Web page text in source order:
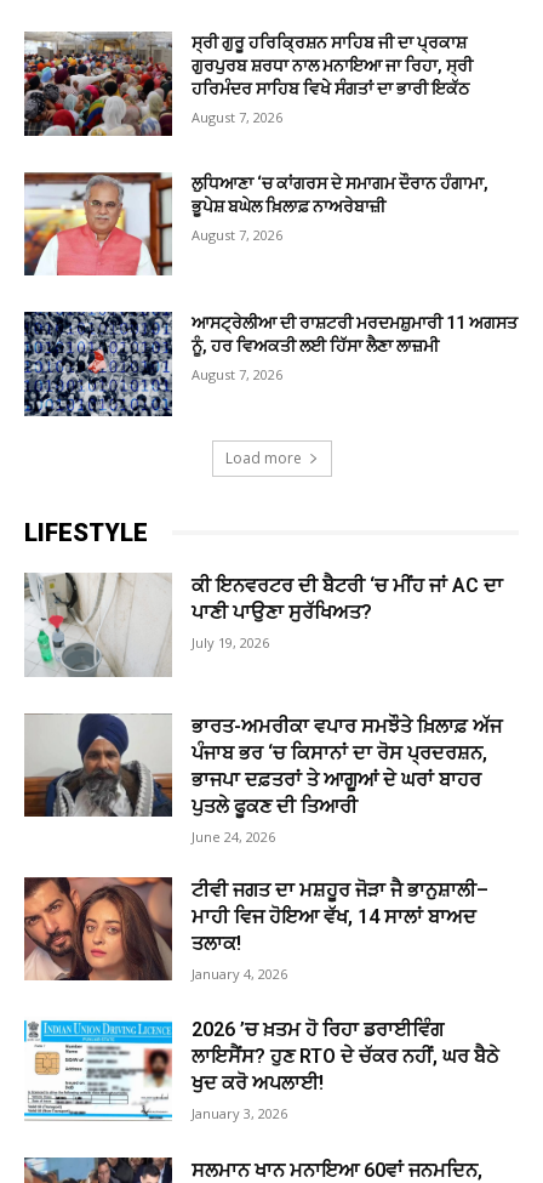
ਸ੍ਰੀ ਗੁਰੂ ਹਰਿਕ੍ਰਿਸ਼ਨ ਸਾਹਿਬ ਜੀ ਦਾ ਪ੍ਰਕਾਸ਼
ਗੁਰਪੁਰਬ ਸ਼ਰਧਾ ਨਾਲ ਮਨਾਇਆ ਜਾ ਰਿਹਾ, ਸ੍ਰੀ
ਹਰਿਮੰਦਰ ਸਾਹਿਬ ਵਿਖੇ ਸੰਗਤਾਂ ਦਾ ਭਾਰੀ ਇਕੱਠ
August 7, 2026
ਲੁਧਿਆਣਾ ‘ਚ ਕਾਂਗਰਸ ਦੇ ਸਮਾਗਮ ਦੌਰਾਨ ਹੰਗਾਮਾ,
ਭੂਪੇਸ਼ ਬਘੇਲ ਖ਼ਿਲਾਫ਼ ਨਾਅਰੇਬਾਜ਼ੀ
August 7, 2026
ਆਸਟ੍ਰੇਲੀਆ ਦੀ ਰਾਸ਼ਟਰੀ ਮਰਦਮਸ਼ੁਮਾਰੀ 11 ਅਗਸਤ
ਨੂੰ, ਹਰ ਵਿਅਕਤੀ ਲਈ ਹਿੱਸਾ ਲੈਣਾ ਲਾਜ਼ਮੀ
August 7, 2026
Load more
LIFESTYLE
ਕੀ ਇਨਵਰਟਰ ਦੀ ਬੈਟਰੀ ‘ਚ ਮੀਂਹ ਜਾਂ AC ਦਾ
ਪਾਣੀ ਪਾਉਣਾ ਸੁਰੱਖਿਅਤ?
July 19, 2026
ਭਾਰਤ-ਅਮਰੀਕਾ ਵਪਾਰ ਸਮਝੌਤੇ ਖ਼ਿਲਾਫ਼ ਅੱਜ
ਪੰਜਾਬ ਭਰ ‘ਚ ਕਿਸਾਨਾਂ ਦਾ ਰੋਸ ਪ੍ਰਦਰਸ਼ਨ,
ਭਾਜਪਾ ਦਫ਼ਤਰਾਂ ਤੇ ਆਗੂਆਂ ਦੇ ਘਰਾਂ ਬਾਹਰ
ਪੁਤਲੇ ਫੂਕਣ ਦੀ ਤਿਆਰੀ
June 24, 2026
ਟੀਵੀ ਜਗਤ ਦਾ ਮਸ਼ਹੂਰ ਜੋੜਾ ਜੈ ਭਾਨੁਸ਼ਾਲੀ–
ਮਾਹੀ ਵਿਜ ਹੋਇਆ ਵੱਖ, 14 ਸਾਲਾਂ ਬਾਅਦ
ਤਲਾਕ!
January 4, 2026
2026 ’ਚ ਖ਼ਤਮ ਹੋ ਰਿਹਾ ਡਰਾਈਵਿੰਗ
ਲਾਇਸੈਂਸ? ਹੁਣ RTO ਦੇ ਚੱਕਰ ਨਹੀਂ, ਘਰ ਬੈਠੇ
ਖੁਦ ਕਰੋ ਅਪਲਾਈ!
January 3, 2026
ਸਲਮਾਨ ਖਾਨ ਮਨਾਇਆ 60ਵਾਂ ਜਨਮਦਿਨ,